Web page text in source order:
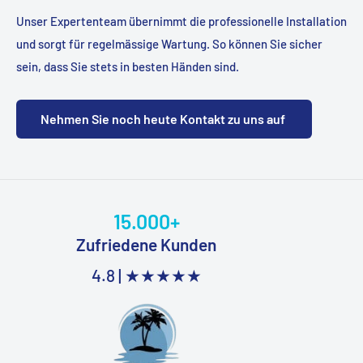
Unser Expertenteam übernimmt die professionelle Installation
und sorgt für regelmässige Wartung. So können Sie sicher
sein, dass Sie stets in besten Händen sind.
Nehmen Sie noch heute Kontakt zu uns auf
15.000+
Zufriedene Kunden
4.8 | ★★★★★